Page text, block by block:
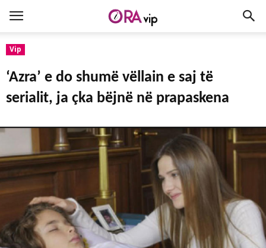
Vip
‘Azra’ e do shumë vëllain e saj të
serialit, ja çka bëjnë në prapaskena